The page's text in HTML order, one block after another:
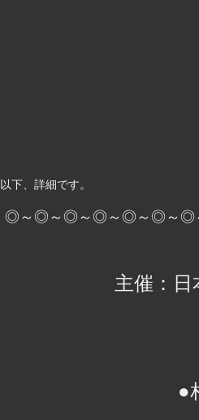
以下、詳細です。
◎～◎～◎～◎～◎～◎～
主催：日
●